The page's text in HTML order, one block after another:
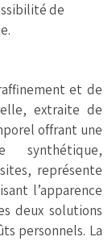
de
et de
extraite de
offrant une
synthétique,
représente
l’apparence
deux solutions
personnels. La